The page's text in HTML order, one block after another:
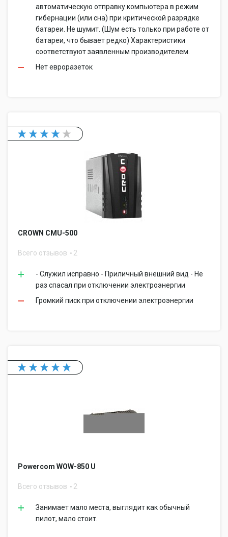
автоматическую отправку компьютера в режим
гибернации (или сна) при критической разрядке
батареи. Не шумит. (Шум есть только при работе от
батареи, что бывает редко) Характеристики
соответствуют заявленным производителем.
Нет евроразеток
CROWN CMU-500
Всего отзывов 2
- Служил исправно - Приличный внешний вид - Не
раз спасал при отключении электроэнергии
Громкий писк при отключении электроэнергии
Powercom WOW-850 U
Всего отзывов 2
Занимает мало места, выглядит как обычный
пилот, мало стоит.